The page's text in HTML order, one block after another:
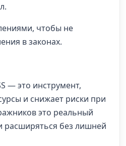
чтобы не
в законах.
— это инструмент,
и снижает риски при
это реальный
расширяться без лишней